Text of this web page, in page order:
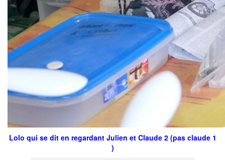
Lolo qui se dit en regardant Julien et Claude 2 (pas claude 1
)